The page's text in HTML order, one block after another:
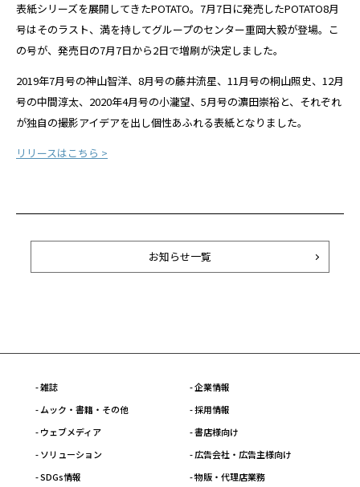
表紙シリーズを展開してきたPOTATO。7月7日に発売したPOTATO8月
号はそのラスト、満を持してグループのセンター重岡大毅が登場。こ
の号が、発売日の7月7日から2日で増刷が決定しました。
2019年7月号の神山智洋、8月号の藤井流星、11月号の桐山照史、12月
号の中間淳太、2020年4月号の小瀧望、5月号の濵田崇裕と、それぞれ
が独自の撮影アイデアを出し個性あふれる表紙となりました。
リリースはこちら >
お知らせ一覧
- 雑誌
- ムック・書籍・その他
- ウェブメディア
- ソリューション
- SDGs情報
- 企業情報
- 採用情報
- 書店様向け
- 広告会社・広告主様向け
- 物販・代理店業務